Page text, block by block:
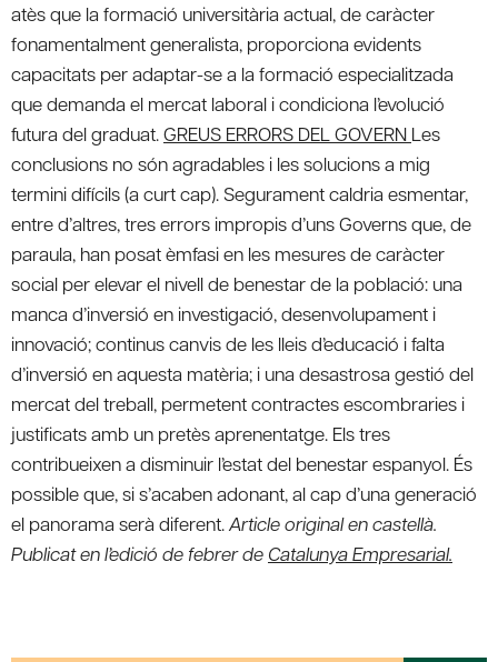
atès que la formació universitària actual, de caràcter
fonamentalment generalista, proporciona evidents
capacitats per adaptar-se a la formació especialitzada
que demanda el mercat laboral i condiciona l’evolució
futura del graduat.GREUS ERRORS DEL GOVERN Les
conclusions no són agradables i les solucions a mig
termini difícils (a curt cap). Segurament caldria esmentar,
entre d’altres, tres errors impropis d’uns Governs que, de
paraula, han posat èmfasi en les mesures de caràcter
social per elevar el nivell de benestar de la població: una
manca d’inversió en investigació, desenvolupament i
innovació; continus canvis de les lleis d’educació i falta
d’inversió en aquesta matèria; i una desastrosa gestió del
mercat del treball, permetent contractes escombraries i
justificats amb un pretès aprenentatge. Els tres
contribueixen a disminuir l’estat del benestar espanyol. És
possible que, si s’acaben adonant, al cap d’una generació
el panorama serà diferent.Article original en castellà.
Publicat en l’edició de febrer de Catalunya Empresarial.